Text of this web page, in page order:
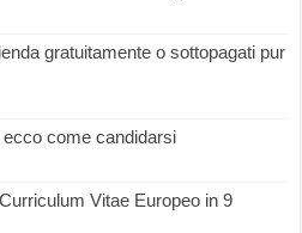
gratuitamente o sottopagati pur
come candidarsi
Vitae Europeo in 9